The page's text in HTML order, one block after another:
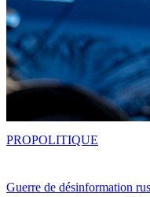
Guerre de désinformation
PROPOLITIQUE